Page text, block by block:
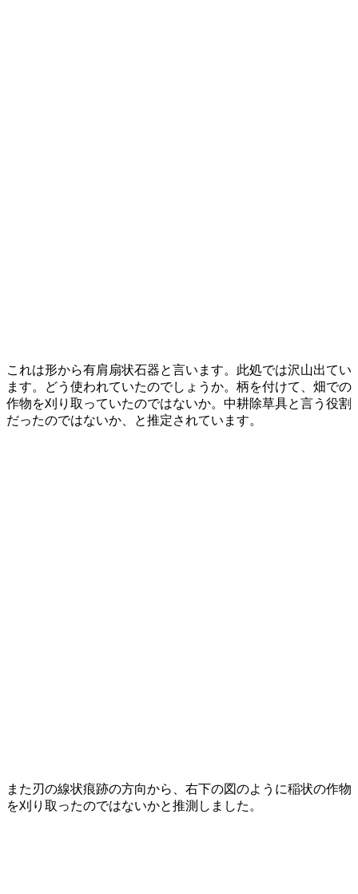
これは形から有肩扇状石器と言います。此処では沢山出てい
ます。どう使われていたのでしょうか。柄を付けて、畑での
作物を刈り取っていたのではないか。中耕除草具と言う役割
だったのではないか、と推定されています。
また刃の線状痕跡の方向から、右下の図のように稲状の作物
を刈り取ったのではないかと推測しました。